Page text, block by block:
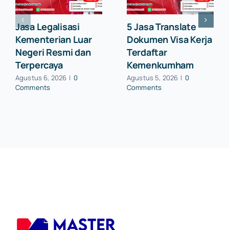
Jasa Legalisasi
Kementerian Luar
Negeri Resmi dan
Terpercaya
Agustus 6, 2026 | 0
Comments
5 Jasa Translate
Dokumen Visa Kerja
Terdaftar
Kemenkumham
Agustus 5, 2026 | 0
Comments